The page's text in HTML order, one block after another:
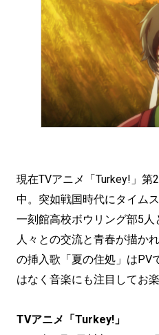
現在TVアニメ「Turkey!」第
中。突如戦国時代にタイム
一刻館高校ボウリング部5
人々との交流と青春が描か
の挿入歌「夏の住処」はPV
はなく音楽にも注目してお
TVアニメ「Turkey!」